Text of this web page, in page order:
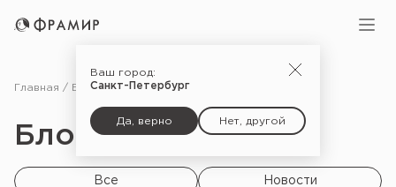
Ваш город:
Санкт-Петербург
Да, верно Нет, другой
Главная Блог
Блог |
Все Новости